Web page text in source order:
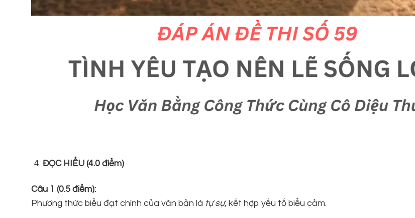
ĐỌC HIỂU (4.0 điểm)
Câu 1 (0.5 điểm):
Phương thức biểu đạt chính của văn bản là tự sự, kết hợp yếu tố biểu cảm.